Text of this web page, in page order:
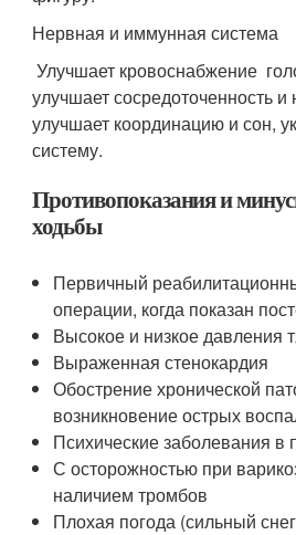
Нервная и иммунная система
Улучшает кровоснабжение
улучшает сосредоточенность и
улучшает координацию и сон,
систему.
Противопоказания и
ходьбы
Первичный
операции, когда показан
Высокое и низкое давления
Выраженная стенокардия
Обострение хронической
возникновение острых
Психические заболевания в
С осторожностью при
наличием тромбов
Плохая погода (сильный